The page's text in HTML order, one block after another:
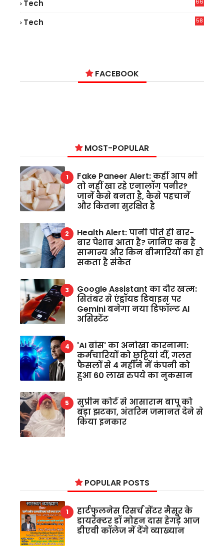
Tech
Tech
58
FACEBOOK
MOST-POPULAR
Fake Paneer Alert: कहीं आप भी
तो नहीं खा रहे एनालॉग पनीर?
जानें कैसे बनता है, कैसे पहचानें
और कितना सुरक्षित है
Health Alert: पानी पीते ही बार-
बार पेशाब आता है? जानिए कब है
सामान्य और किन बीमारियों का हो
सकता है संकेत
Google Assistant का दौर खत्म:
सितंबर से एंड्रॉयड डिवाइस पर
Gemini बनेगा नया डिफॉल्ट AI
असिस्टेंट
'AI बॉस' का अनोखा कारनामा:
कर्मचारियों को छुट्टियां दीं, गलत
फैसलों से 4 महीने में कंपनी को
हुआ 60 लाख रुपये का नुकसान
सुप्रीम कोर्ट से आसाराम बापू को
बड़ा झटका, अंतरिम जमानत देने से
किया इनकार
POPULAR POSTS
हार्टफुलनेस रिसर्च सेंटर मैसूर के
डायरेक्टर डॉ मोहन दास हेगड़े आज
डीएवी कॉलेज में देंगे व्याख्यान